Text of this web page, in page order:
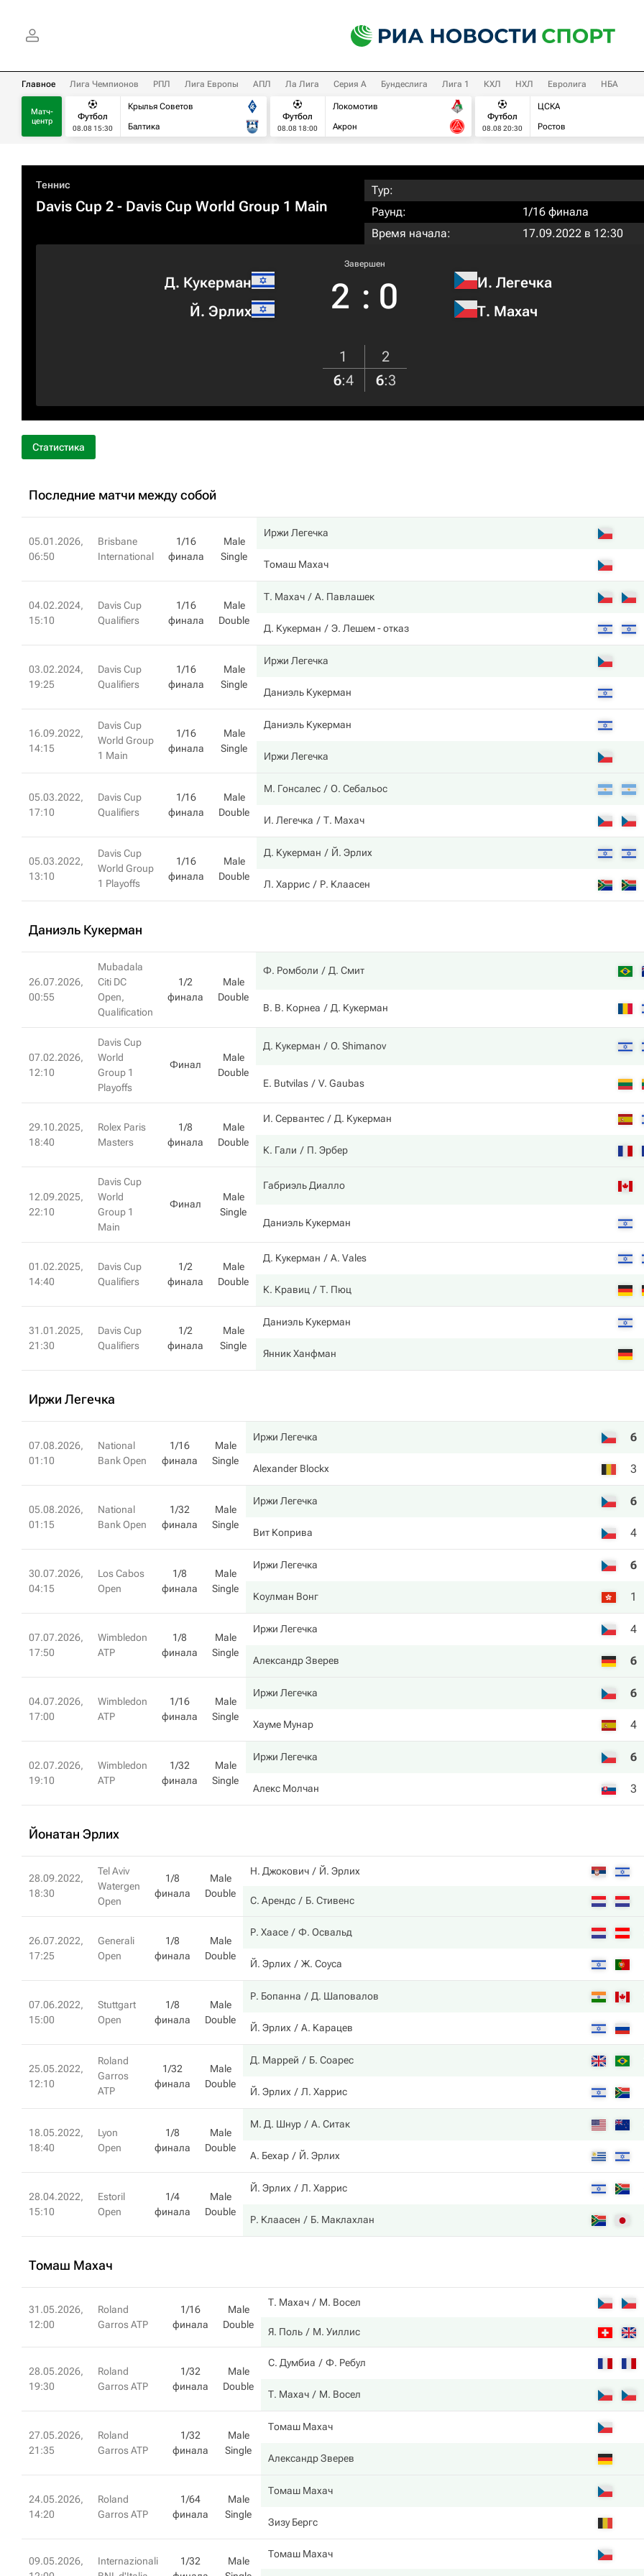
Главное Лига Чемпионов РПЛ Лига Европы АПЛ Ла Лига Серия А Бундеслига Лига 1 КХЛ НХЛ Евролига НБА
Матч-
центр
Футбол
08.08 15:30
Крылья Советов
Балтика
Футбол
08.08 18:00
Локомотив
Акрон
Футбол
08.08 20:30
ЦСКА
Ростов
Теннис
Davis Cup 2 - Davis Cup World Group 1 Main
Тур:
Раунд:
1/16 финала
Время начала:
17.09.2022 в 12:30
Д. Кукерман
Й. Эрлих
Завершен
2 : 0
И. Легечка
Т. Махач
1
2
6:4 6:3
Статистика
Последние матчи между собой
05.01.2026,
06:50
Brisbane
International
1/16
финала
Male
Single
Иржи Легечка
Томаш Махач
04.02.2024,
15:10
Davis Cup
Qualifiers
1/16
финала
Male
Double
Т. Махач А. Павлашек
Д. Кукерман Э. Лешем- отказ
03.02.2024,
19:25
Davis Cup
Qualifiers
1/16
финала
Male
Single
Иржи Легечка
Даниэль Кукерман
16.09.2022,
14:15
Davis Cup
World Group
1 Main
1/16
финала
Male
Single
Даниэль Кукерман
Иржи Легечка
05.03.2022,
17:10
Davis Cup
Qualifiers
1/16
финала
Male
Double
М. Гонсалес О. Себальос
И. Легечка Т. Махач
05.03.2022,
13:10
Davis Cup
World Group
1 Playoffs
1/16
финала
Male
Double
Д. Кукерман Й. Эрлих
Л. Харрис Р. Клаасен
Даниэль Кукерман
26.07.2026,
00:55
Mubadala
Citi DC
Open,
Qualification
1/2
финала
Male
Double
Ф. Ромболи Д. Смит
В. В. Корнеа Д. Кукерман
07.02.2026,
12:10
Davis Cup
World
Group 1
Playoffs
Финал
Male
Double
Д. Кукерман O. Shimanov
E. Butvilas V. Gaubas
29.10.2025,
18:40
Rolex Paris
Masters
1/8
финала
Male
Double
И. Сервантес Д. Кукерман
К. Гали П. Эрбер
12.09.2025,
22:10
Davis Cup
World
Group 1
Main
Финал
Male
Single
Габриэль Диалло
Даниэль Кукерман
01.02.2025,
14:40
Davis Cup
Qualifiers
1/2
финала
Male
Double
Д. Кукерман A. Vales
К. Кравиц Т. Пюц
31.01.2025,
21:30
Davis Cup
Qualifiers
1/2
финала
Male
Single
Даниэль Кукерман
Янник Ханфман
Иржи Легечка
07.08.2026,
01:10
National
Bank Open
1/16
финала
Male
Single
Иржи Легечка 6
Alexander Blockx 3
05.08.2026,
01:15
National
Bank Open
1/32
финала
Male
Single
Иржи Легечка 6
Вит Коприва 4
30.07.2026,
04:15
Los Cabos
Open
1/8
финала
Male
Single
Иржи Легечка 6
Коулман Вонг 1
07.07.2026,
17:50
Wimbledon
ATP
1/8
финала
Male
Single
Иржи Легечка 4
Александр Зверев 6
04.07.2026,
17:00
Wimbledon
ATP
1/16
финала
Male
Single
Иржи Легечка 6
Хауме Мунар 4
02.07.2026,
19:10
Wimbledon
ATP
1/32
финала
Male
Single
Иржи Легечка 6
Алекс Молчан 3
Йонатан Эрлих
28.09.2022,
18:30
Tel Aviv
Watergen
Open
1/8
финала
Male
Double
Н. Джокович Й. Эрлих
С. Арендс Б. Стивенс
26.07.2022,
17:25
Generali
Open
1/8
финала
Male
Double
Р. Хаасе Ф. Освальд
Й. Эрлих Ж. Соуса
07.06.2022,
15:00
Stuttgart
Open
1/8
финала
Male
Double
Р. Бопанна Д. Шаповалов
Й. Эрлих А. Карацев
25.05.2022,
12:10
Roland
Garros
ATP
1/32
финала
Male
Double
Д. Маррей Б. Соарес
Й. Эрлих Л. Харрис
18.05.2022,
18:40
Lyon
Open
1/8
финала
Male
Double
М. Д. Шнур А. Ситак
А. Бехар Й. Эрлих
28.04.2022,
15:10
Estoril
Open
1/4
финала
Male
Double
Й. Эрлих Л. Харрис
Р. Клаасен Б. Маклахлан
Томаш Махач
31.05.2026,
12:00
Roland
Garros ATP
1/16
финала
Male
Double
Т. Махач М. Восел
Я. Поль М. Уиллис
28.05.2026,
19:30
Roland
Garros ATP
1/32
финала
Male
Double
С. Думбиа Ф. Ребул
Т. Махач М. Восел
27.05.2026,
21:35
Roland
Garros ATP
1/32
финала
Male
Single
Томаш Махач
Александр Зверев
24.05.2026,
14:20
Roland
Garros ATP
1/64
финала
Male
Single
Томаш Махач
Зизу Бергс
09.05.2026,
Internazionali
1/32
Male
Томаш Махач